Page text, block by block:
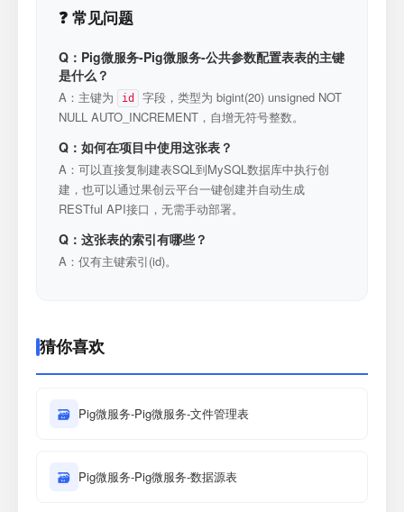
❓ 常见问题
Q：Pig微服务-Pig微服务-公共参数配置表表的主键
是什么？
A：主键为 id
字段，类型为 bigint(20) unsigned NOT
NULL AUTO_INCREMENT，自增无符号整数。
Q：如何在项目中使用这张表？
A：可以直接复制建表SQL到MySQL数据库中执行创
建，也可以通过果创云平台一键创建并自动生成
RESTful API接口，无需手动部署。
Q：这张表的索引有哪些？
A：仅有主键索引(id)。
猜你喜欢
🗃 Pig微服务-Pig微服务-文件管理表
🗃 Pig微服务-Pig微服务-数据源表